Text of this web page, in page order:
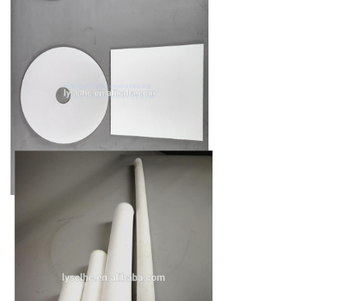
Piring berpori, lembaran, bentuk disk